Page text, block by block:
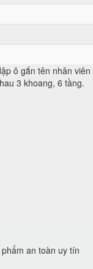
ô gắn tên nhân viên
3 khoang, 6 tầng.
an toàn uy tín